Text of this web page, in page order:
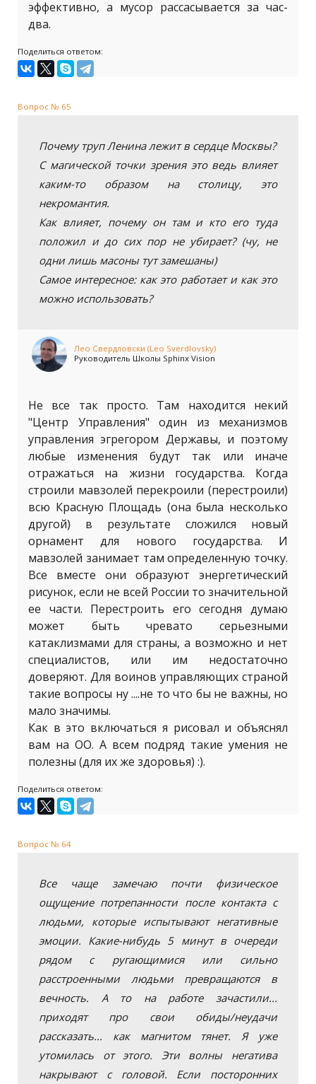
эффективно, а мусор рассасывается за час-
два.
Поделиться ответом:
Вопрос № 65
Почему труп Ленина лежит в сердце Москвы?
С магической точки зрения это ведь влияет
каким-то образом на столицу, это
некромантия.
Как влияет, почему он там и кто его туда
положил и до сих пор не убирает? (чу, не
одни лишь масоны тут замешаны)
Самое интересное: как это работает и как это
можно использовать?
Лео Свердловски (Leo Sverdlovsky)
Руководитель Школы Sphinx Vision
Не все так просто. Там находится некий
"Центр Управления" один из механизмов
управления эгрегором Державы, и поэтому
любые изменения будут так или иначе
отражаться на жизни государства. Когда
строили мавзолей перекроили (перестроили)
всю Красную Площадь (она была несколько
другой) в результате сложился новый
орнамент для нового государства. И
мавзолей занимает там определенную точку.
Все вместе они образуют энергетический
рисунок, если не всей России то значительной
ее части. Перестроить его сегодня думаю
может быть чревато серьезными
катаклизмами для страны, а возможно и нет
специалистов, или им недостаточно
доверяют. Для воинов управляющих страной
такие вопросы ну ....не то что бы не важны, но
мало значимы.
Как в это включаться я рисовал и объяснял
вам на ОО. А всем подряд такие умения не
полезны (для их же здоровья) :).
Поделиться ответом:
Вопрос № 64
Все чаще замечаю почти физическое
ощущение потрепанности после контакта с
людьми, которые испытывают негативные
эмоции. Какие-нибудь 5 минут в очереди
рядом с ругающимися или сильно
расстроенными людьми превращаются в
вечность. А то на работе зачастили...
приходят про свои обиды/неудачи
рассказать... как магнитом тянет. Я уже
утомилась от этого. Эти волны негатива
накрывают с головой. Если посторонних